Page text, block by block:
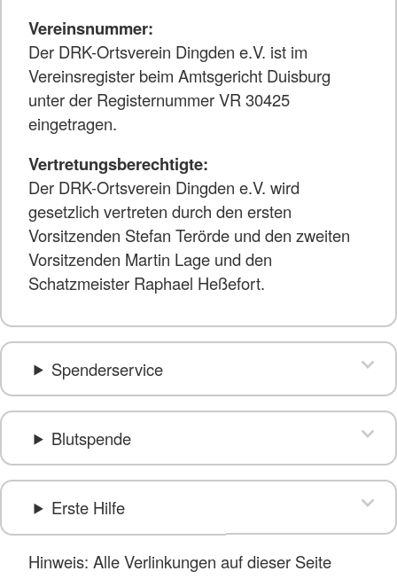
Vereinsnummer:
Der DRK-Ortsverein Dingden e.V. ist im
Vereinsregister beim Amtsgericht Duisburg
unter der Registernummer VR 30425
eingetragen.
Vertretungsberechtigte:
Der DRK-Ortsverein Dingden e.V. wird
gesetzlich vertreten durch den ersten
Vorsitzenden Stefan Terörde und den zweiten
Vorsitzenden Martin Lage und den
Schatzmeister Raphael Heßefort.
Spenderservice
Blutspende
Erste Hilfe
Hinweis: Alle Verlinkungen auf dieser Seite